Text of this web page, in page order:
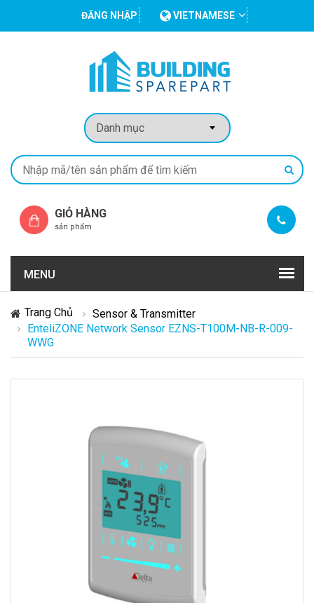
ĐĂNG NHẬP VIETNAMESE
GIỎ HÀNG
sản phẩm
MENU
Trang Chủ
Sensor & Transmitter
EnteliZONE Network Sensor EZNS-T100M-NB-R-009-
WWG